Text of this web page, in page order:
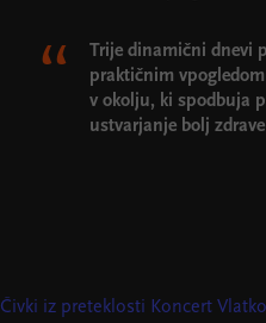
Trije dinamični dnevi
praktičnim
v okolju, ki spodbuja
ustvarjanje bolj
Čivki iz preteklosti Koncert